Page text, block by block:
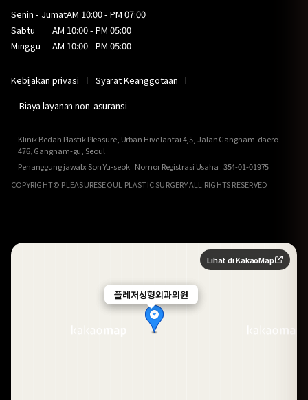
Senin - JumatAM 10:00 - PM 07:00
Sabtu
AM 10:00 - PM 05:00
Minggu
AM 10:00 - PM 05:00
Kebijakan privasi
Syarat Keanggotaan
Biaya layanan non-asuransi
Klinik Bedah Plastik Pleasure, Urban Hive lantai 4,5, Jalan Gangnam-daero
476, Gangnam-gu, Seoul
Penanggung jawab: Son Yu-seok Nomor Registrasi Usaha : 354-01-01975
COPYRIGHT© PLEASURESEOUL PLASTIC SURGERY ALL RIGHTS RESERVED
플레저성형외과의원
플레저성형외과의원
Lihat di KakaoMap